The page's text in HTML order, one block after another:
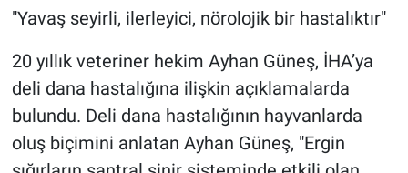
"Yavaş seyirli, ilerleyici, nörolojik bir hastalıktır"
20 yıllık veteriner hekim Ayhan Güneş, İHA’ya
deli dana hastalığına ilişkin açıklamalarda
bulundu. Deli dana hastalığının hayvanlarda
oluş biçimini anlatan Ayhan Güneş, "Ergin